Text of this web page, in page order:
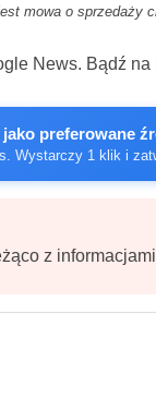
mowa o sprzedaży
News. Bądź na
preferowane
Wystarczy 1 klik i
z